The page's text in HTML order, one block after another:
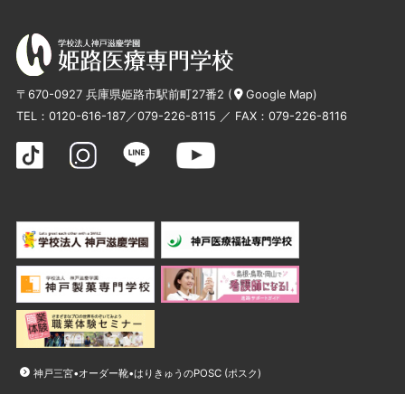
〒670-0927 兵庫県姫路市駅前町27番2 ( Google Map)
TEL： 0120-616-187／079-226-8115 ／ FAX：079-226-8116
神戸三宮•オーダー靴•はりきゅうのPOSC (ポスク)